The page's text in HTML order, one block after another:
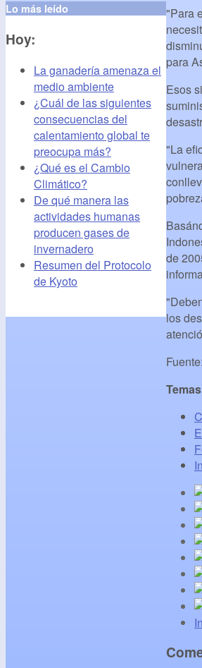
"Para
para
Esos
"La
de
los
Fuente:
Lo más leído
Hoy:
La ganadería amenaza el
medio ambiente
¿Cuál de las siguientes
consecuencias del
calentamiento global te
preocupa más?
¿Qué es el Cambio
Climático?
De qué manera las
actividades humanas
producen gases de
invernadero
Resumen del Protocolo
de Kyoto